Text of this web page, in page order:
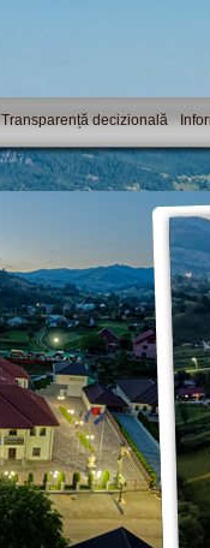
Transparență decizională